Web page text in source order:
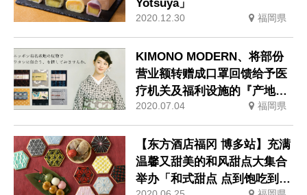
Yotsuya」
2020.12.30 福岡県
KIMONO MODERN、将部份
营业额转赠成口罩回馈给予医
疗机关及福利设施的『产地支
援计画』
2020.07.04 福岡県
【东方酒店福冈 博多站】充满
温馨又甜美的和风甜点大集合
举办「和式甜点 点到饱吃到